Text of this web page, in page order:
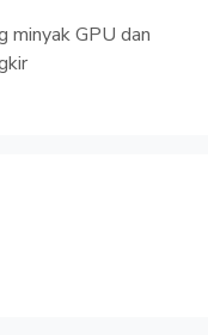
minyak GPU dan